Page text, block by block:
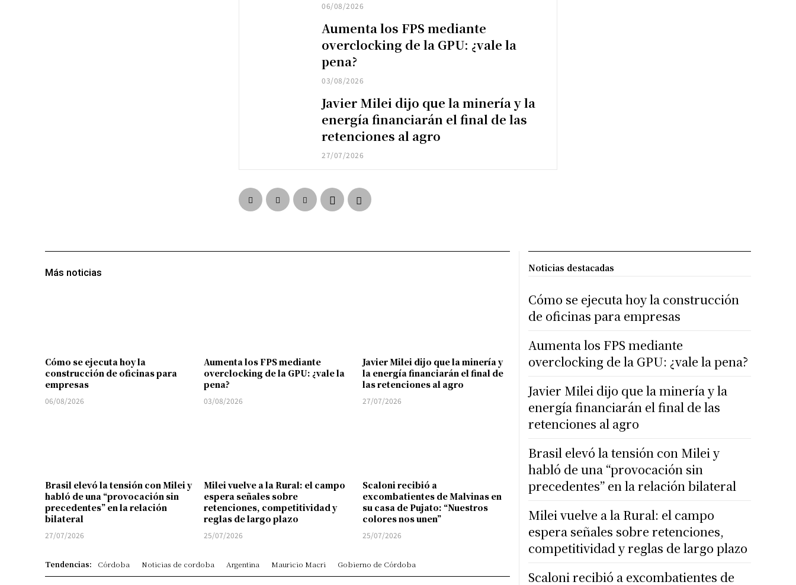
06/08/2026
Aumenta los FPS mediante
overclocking de la GPU: ¿vale la
pena?
03/08/2026
Javier Milei dijo que la minería y la
energía financiarán el final de las
retenciones al agro
27/07/2026
Más noticias
Cómo se ejecuta hoy la
construcción de oficinas para
empresas
06/08/2026
Aumenta los FPS mediante
overclocking de la GPU: ¿vale la
pena?
03/08/2026
Javier Milei dijo que la minería y
la energía financiarán el final de
las retenciones al agro
27/07/2026
Brasil elevó la tensión con Milei y
habló de una “provocación sin
precedentes” en la relación
bilateral
27/07/2026
Milei vuelve a la Rural: el campo
espera señales sobre
retenciones, competitividad y
reglas de largo plazo
25/07/2026
Scaloni recibió a
excombatientes de Malvinas en
su casa de Pujato: “Nuestros
colores nos unen”
25/07/2026
Tendencias: Córdoba Noticias de cordoba Argentina Mauricio Macri Gobierno de Córdoba
Noticias destacadas
Cómo se ejecuta hoy la construcción
de oficinas para empresas
Aumenta los FPS mediante
overclocking de la GPU: ¿vale la pena?
Javier Milei dijo que la minería y la
energía financiarán el final de las
retenciones al agro
Brasil elevó la tensión con Milei y
habló de una “provocación sin
precedentes” en la relación bilateral
Milei vuelve a la Rural: el campo
espera señales sobre retenciones,
competitividad y reglas de largo plazo
Scaloni recibió a excombatientes de